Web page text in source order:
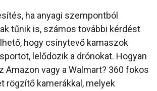
ha anyagi szempontból
tűnik is, számos további kérdést
hogy csínytevő kamaszok
lelődözik a drónokat. Hogyan
Amazon vagy a Walmart? 360 fokos
rögzítő kamerákkal, melyek